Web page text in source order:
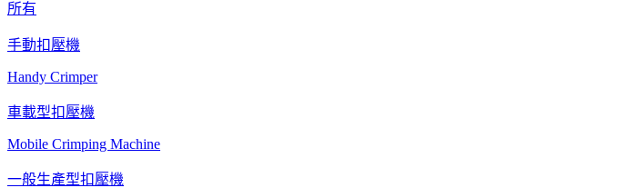
所有
手動扣壓機
Handy Crimper
車載型扣壓機
Mobile Crimping Machine
一般生產型扣壓機